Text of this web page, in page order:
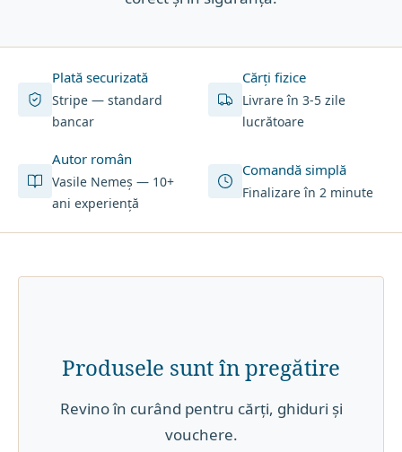
Plată securizată
Stripe — standard
bancar
Cărți fizice
Livrare în 3-5 zile
lucrătoare
Autor român
Vasile Nemeș — 10+
ani experiență
Comandă simplă
Finalizare în 2 minute
Produsele sunt în pregătire
Revino în curând pentru cărți, ghiduri și
vouchere.